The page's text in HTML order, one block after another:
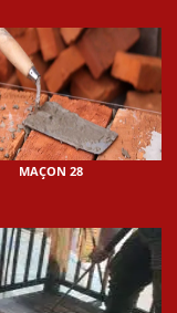
MAÇON 28